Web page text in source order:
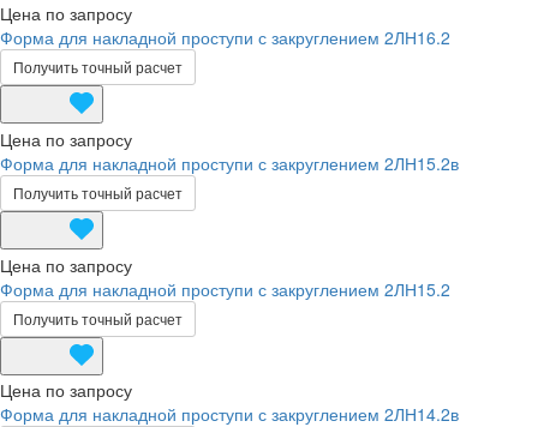
Цена по запросу
Форма для накладной проступи с закруглением 2ЛН16.2
Получить точный расчет
Цена по запросу
Форма для накладной проступи с закруглением 2ЛН15.2в
Получить точный расчет
Цена по запросу
Форма для накладной проступи с закруглением 2ЛН15.2
Получить точный расчет
Цена по запросу
Форма для накладной проступи с закруглением 2ЛН14.2в